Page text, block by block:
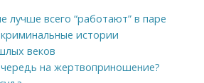
лучше всего “работают” в паре
истории
веков
на жертвоприношение?